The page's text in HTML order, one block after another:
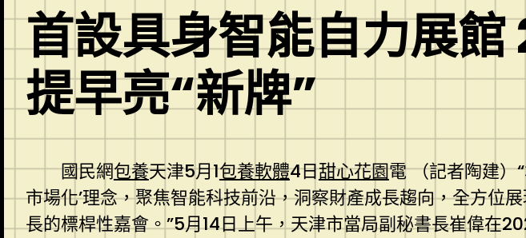
首設具身智能自力展
提早亮“新牌”
國民網包養天津5月1包養軟體4日甜心花園電 （記者陶建）
市場化’理念，聚焦智能科技前沿，洞察財產成長趨向，全方位
長的標桿性嘉會。”5月14日上午，天津市當局副秘書長崔偉在